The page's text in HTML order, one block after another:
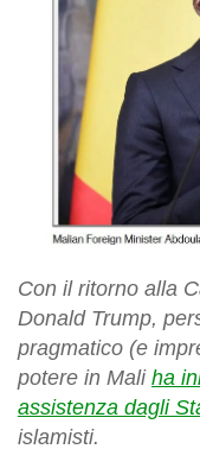
Con il ritorno alla
Donald Trump,
pragmatico (e
potere in Mali ha
assistenza dagli
islamisti.